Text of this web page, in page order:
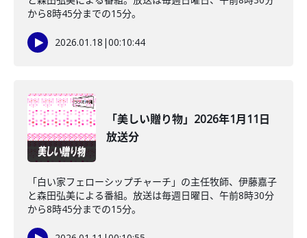
から8時45分までの15分。
2026.01.18 |00:10:44
「美しい贈り物」2026年1月11日
放送分
「白い家フェローシップチャーチ」の主任牧師、伊藤嘉子
と森田弘美による番組。放送は毎週日曜日、午前8時30分
から8時45分までの15分。